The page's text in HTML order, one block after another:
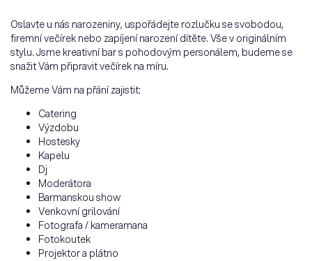
Oslavte u nás narozeniny, uspořádejte rozlučku se svobodou,
firemní večírek nebo zapíjení narození dítěte. Vše v originálním
stylu. Jsme kreativní bar s pohodovým personálem, budeme se
snažit Vám připravit večírek na míru.
Můžeme Vám na přání zajistit:
Catering
Výzdobu
Hostesky
Kapelu
Dj
Moderátora
Barmanskou show
Venkovní grilování
Fotografa / kameramana
Fotokoutek
Projektor a plátno